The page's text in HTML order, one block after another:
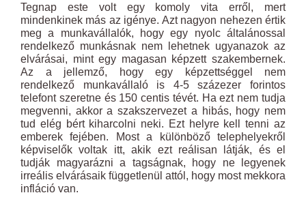
Tegnap este volt egy komoly vita erről, mert
mindenkinek más az igénye. Azt nagyon nehezen értik
meg a munkavállalók, hogy egy nyolc általánossal
rendelkező munkásnak nem lehetnek ugyanazok az
elvárásai, mint egy magasan képzett szakembernek.
Az a jellemző, hogy egy képzettséggel nem
rendelkező munkavállaló is 4-5 százezer forintos
telefont szeretne és 150 centis tévét. Ha ezt nem tudja
megvenni, akkor a szakszervezet a hibás, hogy nem
tud elég bért kiharcolni neki. Ezt helyre kell tenni az
emberek fejében. Most a különböző telephelyekről
képviselők voltak itt, akik ezt reálisan látják, és el
tudják magyarázni a tagságnak, hogy ne legyenek
irreális elvárásaik függetlenül attól, hogy most mekkora
infláció van.